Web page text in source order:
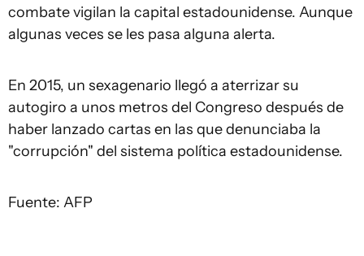
combate vigilan la capital estadounidense. Aunque
algunas veces se les pasa alguna alerta.
En 2015, un sexagenario llegó a aterrizar su
autogiro a unos metros del Congreso después de
haber lanzado cartas en las que denunciaba la
"corrupción" del sistema política estadounidense.
Fuente: AFP